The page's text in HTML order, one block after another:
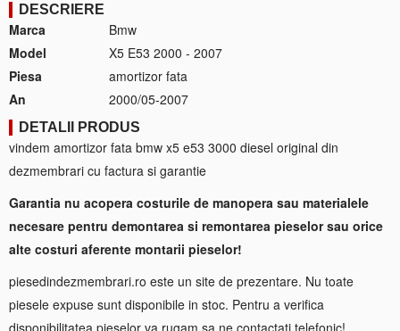
DESCRIERE
Marca
Bmw
Model
X5 E53 2000 - 2007
Piesa
amortizor fata
An
2000/05-2007
DETALII PRODUS
vindem amortizor fata bmw x5 e53 3000 diesel original din
dezmembrari cu factura si garantie
Garantia nu acopera costurile de manopera sau materialele
necesare pentru demontarea si remontarea pieselor sau orice
alte costuri aferente montarii pieselor!
piesedindezmembrari.ro este un site de prezentare. Nu toate
piesele expuse sunt disponibile in stoc. Pentru a verifica
disponibilitatea pieselor va rugam sa ne contactati telefonic!